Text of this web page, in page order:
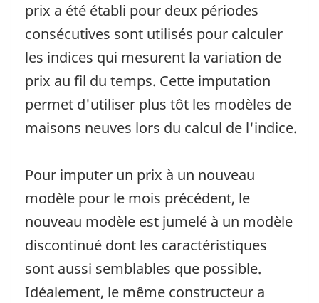
prix a été établi pour deux périodes
consécutives sont utilisés pour calculer
les indices qui mesurent la variation de
prix au fil du temps. Cette imputation
permet d'utiliser plus tôt les modèles de
maisons neuves lors du calcul de l'indice.
Pour imputer un prix à un nouveau
modèle pour le mois précédent, le
nouveau modèle est jumelé à un modèle
discontinué dont les caractéristiques
sont aussi semblables que possible.
Idéalement, le même constructeur a